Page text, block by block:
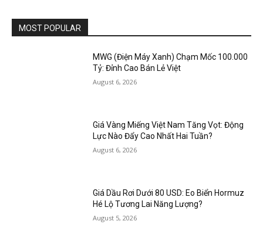
MOST POPULAR
MWG (Điện Máy Xanh) Chạm Mốc 100.000
Tỷ: Đỉnh Cao Bán Lẻ Việt
August 6, 2026
Giá Vàng Miếng Việt Nam Tăng Vọt: Động
Lực Nào Đẩy Cao Nhất Hai Tuần?
August 6, 2026
Giá Dầu Rơi Dưới 80 USD: Eo Biển Hormuz
Hé Lộ Tương Lai Năng Lượng?
August 5, 2026